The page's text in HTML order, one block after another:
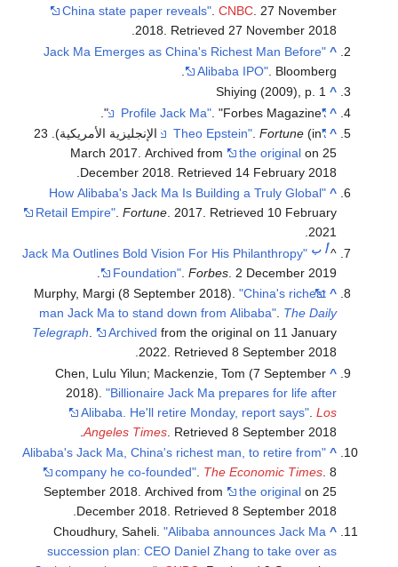
China state paper reveals".CNBC. 27 November
2018. Retrieved27 November 2018
.
^
"Jack Ma Emerges as China's Richest Man Before
Alibaba IPO" . Bloomberg.
^
Shiying (2009), p. 1
^
"Profile Jack Ma"
. "Forbes Magazine".
^
"Theo Epstein"
.Fortune
(in الإنجليزية الأمريكية). 23
March 2017. Archived from
the original on 25
December 2018 . Retrieved 14 February 2018
^
"How Alibaba's Jack Ma Is Building a Truly Global
Retail Empire".Fortune. 2017. Retrieved 10 February
2021
.
^أ ب
"Jack Ma Outlines Bold Vision For His Philanthropy
Foundation" .Forbes . 2 December 2019.
^
Murphy, Margi (8 September 2018)."China's richest
man Jack Ma to stand down from Alibaba" The Daily
Telegraph
Archived from the original on 11 January
2022 . Retrieved8 September 2018
^
Chen, Lulu Yilun; Mackenzie, Tom (7 September
2018)."Billionaire Jack Ma prepares for life after
Alibaba. He'll retire Monday, report says" .Los
Angeles Times . Retrieved8 September 2018
.
^
"Alibaba's Jack Ma, China's richest man, to retire from
company he co-founded" The Economic Times . 8
September 2018. Archived from
the original on 25
December 2018 . Retrieved8 September 2018
^
Choudhury, Saheli."Alibaba announces Jack Ma
succession plan: CEO Daniel Zhang to take over as